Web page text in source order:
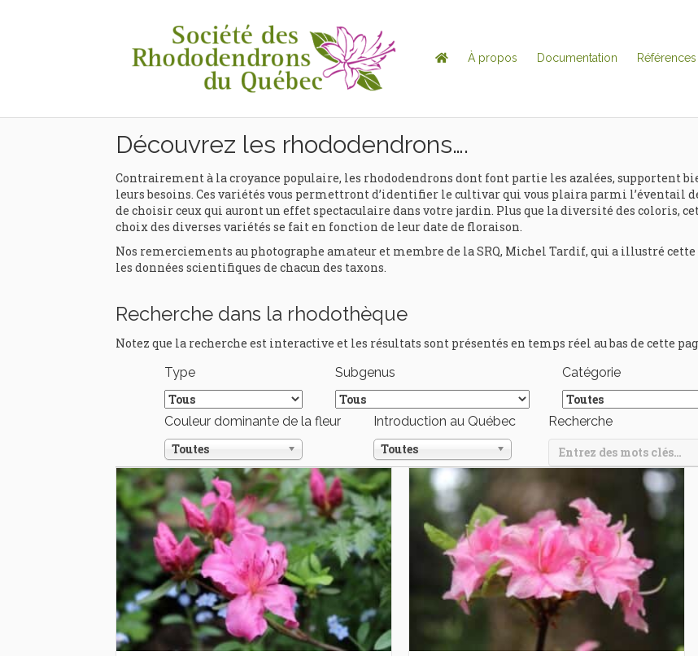
À propos Documentation Références
Rhodothèque
Découvrez les rhododendrons….
Contrairement à la croyance populaire, les rhododendrons dont font partie les azalées, supportent
leurs besoins. Ces variétés vous permettront d’identifier le cultivar qui vous plaira parmi l’éventail
de choisir ceux qui auront un effet spectaculaire dans votre jardin. Plus que la diversité des coloris,
choix des diverses variétés se fait en fonction de leur date de floraison.
Nos remerciements au photographe amateur et membre de la SRQ, Michel Tardif, qui a illustré
les données scientifiques de chacun des taxons.
Recherche dans la rhodothèque
Notez que la recherche est interactive et les résultats sont présentés en temps réel au bas de cette
Type
Subgenus Catégorie
Couleur dominante de la fleur
Toutes
Introduction au Québec
Toutes
Recherche